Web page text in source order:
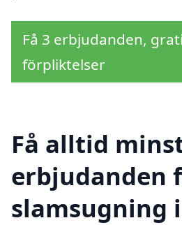
Få 3 erbjudanden,
förpliktelser
Få alltid
erbjudanden
slamsugning